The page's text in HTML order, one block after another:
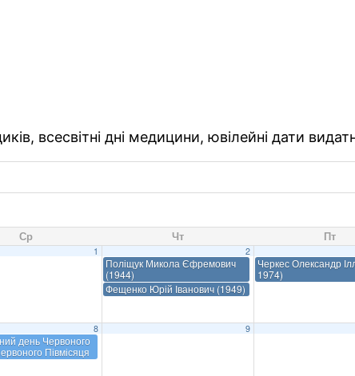
всесвітні дні медицини, ювілейні дати
Ср Чт Пт
1 2
Поліщук Микола Єфремович
(1944)
Фещенко Юрій Іванович (1949)
Черкес Олександр
1974)
8
день Червоного
Півмісяця
9